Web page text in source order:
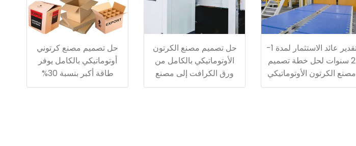
تقدير عائد الاستثمار لمدة 1-
2 سنوات لحل خطة تصميم
مصنع الكرتون الأوتوماتيكي
المتكامل
حل تصميم مصنع الكرتون
الأوتوماتيكي بالكامل من
ورق الكرافت إلى مصنع
إنتاج علب الكرتون
حل تصميم مصنع كرتوني
أوتوماتيكي بالكامل يوفر
طاقة أكبر بنسبة 30%